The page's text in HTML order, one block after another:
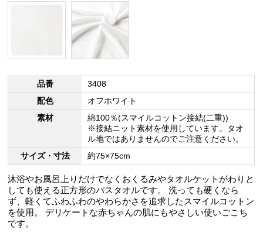
品番
3408
配色
オフホワイト
素材
綿100％(スマイルコットン接結(二重))
※接結ニット素材を使用しています。タオ
ル地ではありませんのでご注意ください。
サイズ・寸法
約75×75cm
沐浴やお風呂上りだけでなくおくるみやタオルケットがわりと
しても使える正方形のバスタオルです。 洗っても硬くなら
ず、軽くてふわふわのやわらかさを追求したスマイルコットン
を使用。 デリケートな赤ちゃんの肌にもやさしい使いごこち
です。